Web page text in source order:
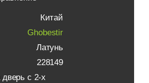
Китай
Ghobestir
Латунь
228149
дверь с 2-х